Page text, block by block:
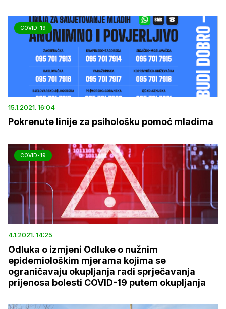
COVID-19
15.1.2021. 16:04
Pokrenute linije za psihološku pomoć mladima
COVID-19
4.1.2021. 14:25
Odluka o izmjeni Odluke o nužnim
epidemiološkim mjerama kojima se
ograničavaju okupljanja radi sprječavanja
prijenosa bolesti COVID-19 putem okupljanja